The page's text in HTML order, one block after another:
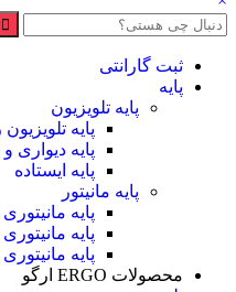
ثبت گارانتی
پایه
پایه تلویزیون
پایه
پایه دیواری
پایه ایستاده
پایه مانیتور
پایه
پایه
پایه
محصولات ERGO ارگو